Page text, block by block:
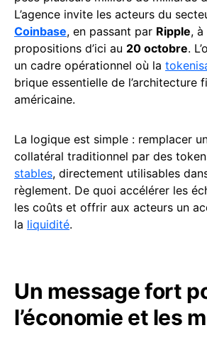
L’agence invite les acteurs du
Coinbase, en passant par Ripple,
propositions d’ici au 20 octobre.
un cadre opérationnel où la
brique essentielle de l’architecture
américaine.
La logique est simple : remplacer
collatéral traditionnel par des
stables, directement utilisables
règlement. De quoi accélérer les
les coûts et offrir aux acteurs un
la liquidité.
Un message fort
l’économie et les